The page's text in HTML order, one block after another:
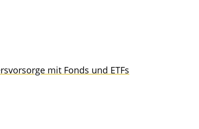
mit Fonds und ETFs